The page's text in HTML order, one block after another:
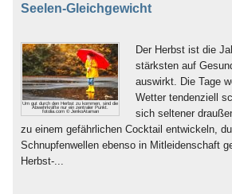
Seelen-Gleichgewicht
Um gut durch den Herbst zu kommen, sind die
Abwehrkräfte nur ein zentraler Punkt.
fotolia.com © JenkoAtaman
Der Herbst ist die
stärksten auf
auswirkt. Die Tage
Wetter tendenziell
sich seltener
zu einem gefährlichen Cocktail entwickeln,
Schnupfenwellen ebenso in Mitleidenschaft
Herbst-...